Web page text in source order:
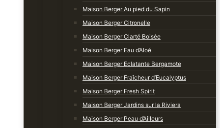
Maison Berger Au pied du Sapin
Maison Berger Citronelle
Maison Berger Clarté Boisée
Maison Berger Eau d’Aloé
Maison Berger Eclatante Bergamote
Maison Berger Fraîcheur d’Eucalyptus
Maison Berger Fresh Spirit
Maison Berger Jardins sur la Riviera
Maison Berger Peau d’Ailleurs